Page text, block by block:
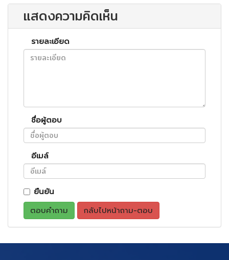
แสดงความคิดเห็น
รายละเอียด
ชื่อผู้ตอบ
อีเมล์
ยืนยัน
ตอบคำถาม
กลับไปหน้าถาม-ตอบ